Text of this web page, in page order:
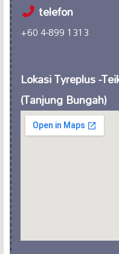
telefon
+60 4-899 1313
Lokasi Tyreplus -
(Tanjung Bungah)